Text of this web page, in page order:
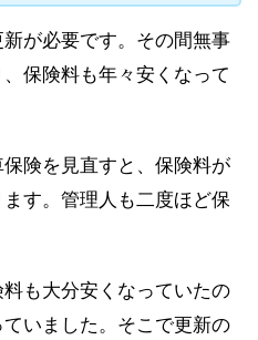
が必要です。その間無事
保険料も年々安くなって
険を見直すと、保険料が
す。管理人も二度ほど保
も大分安くなっていたの
いました。そこで更新の